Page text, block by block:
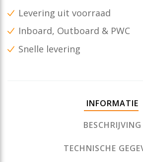
Levering uit voorraad
Inboard, Outboard & PWC
Snelle levering
INFORMATIE
BESCHRIJVING
TECHNISCHE